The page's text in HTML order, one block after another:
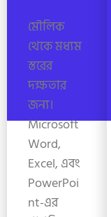
মৌলিক
থেকে মধ্যম
স্তরের
দক্ষতার
জন্য।
Microsoft
Word,
Excel, এবং
PowerPoi
nt-এর